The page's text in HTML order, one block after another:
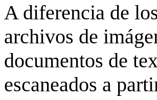
A diferencia de
archivos de
documentos de
escaneados a